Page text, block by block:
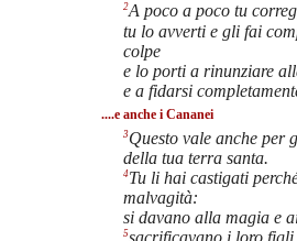
2A poco a poco tu
tu lo avverti e gli fai
colpe
e lo porti a rinunziare
e a fidarsi
....e anche i Cananei
3Questo vale anche per
della tua terra santa.
4Tu li hai castigati
malvagità:
si davano alla magia e
5